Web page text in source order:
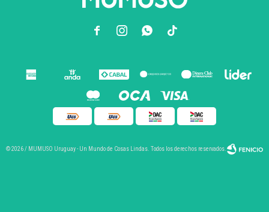
  
© 2026 / MUMUSO Uruguay - Un Mundo de Cosas Lindas. Todos los derechos reservados.